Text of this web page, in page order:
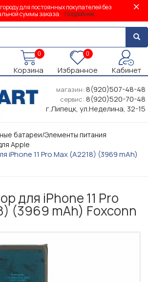
для постоянных покупателей без
суммы заказа. Подробнее...
0
Корзина
0
Избранное Кабинет
магазин: 8(920)507-48-48
сервис: 8(920)520-70-48
г.Липецк, ул.Неделина, 32-15
батареи/Элементы питания
Apple
iPhone 11 Pro Max (A2218) (3969 mAh)
для iPhone 11 Pro
(3969 mAh) Foxconn